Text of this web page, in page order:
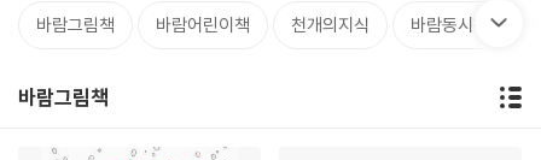
바람그림책 바람어린이책 천개의지식 바람동시책
바람그림책